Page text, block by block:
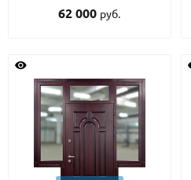
62 000 руб.